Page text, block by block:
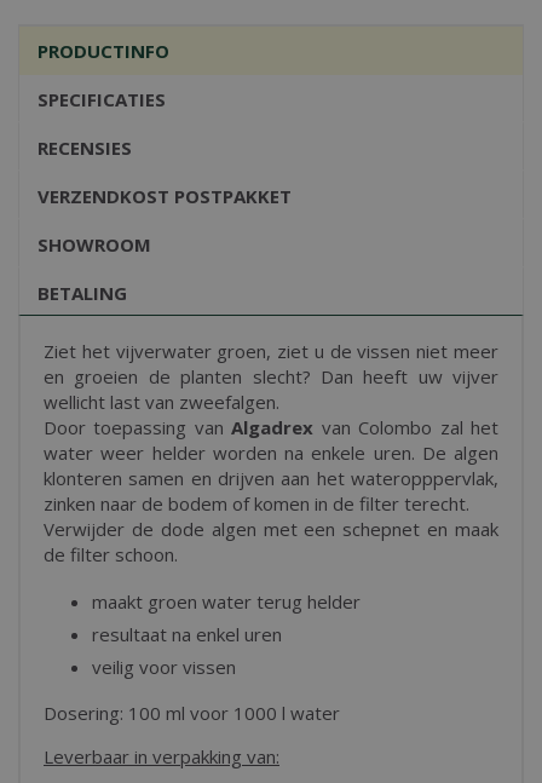
PRODUCTINFO
SPECIFICATIES
RECENSIES
VERZENDKOST POSTPAKKET
SHOWROOM
BETALING
Ziet het vijverwater groen, ziet u de vissen niet meer
en groeien de planten slecht? Dan heeft uw vijver
wellicht last van zweefalgen.
Door toepassing vanAlgadrex van Colombo zal het
water weer helder worden na enkele uren. De algen
klonteren samen en drijven aan het wateropppervlak,
zinken naar de bodem of komen in de filter terecht.
Verwijder de dode algen met een schepnet en maak
de filter schoon.
maakt groen water terug helder
resultaat na enkel uren
veilig voor vissen
Dosering: 100 ml voor 1000 l water
Leverbaar in verpakking van: